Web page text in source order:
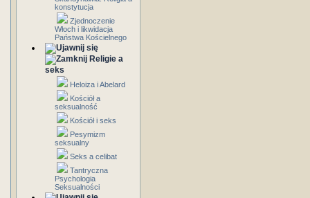
konstytucja
Zjednoczenie
Włoch i likwidacja
Państwa Kościelnego
Religie a
seks
Heloiza i Abelard
Kościół a
seksualność
Kościół i seks
Pesymizm
seksualny
Seks a celibat
Tantryczna
Psychologia
Seksualności